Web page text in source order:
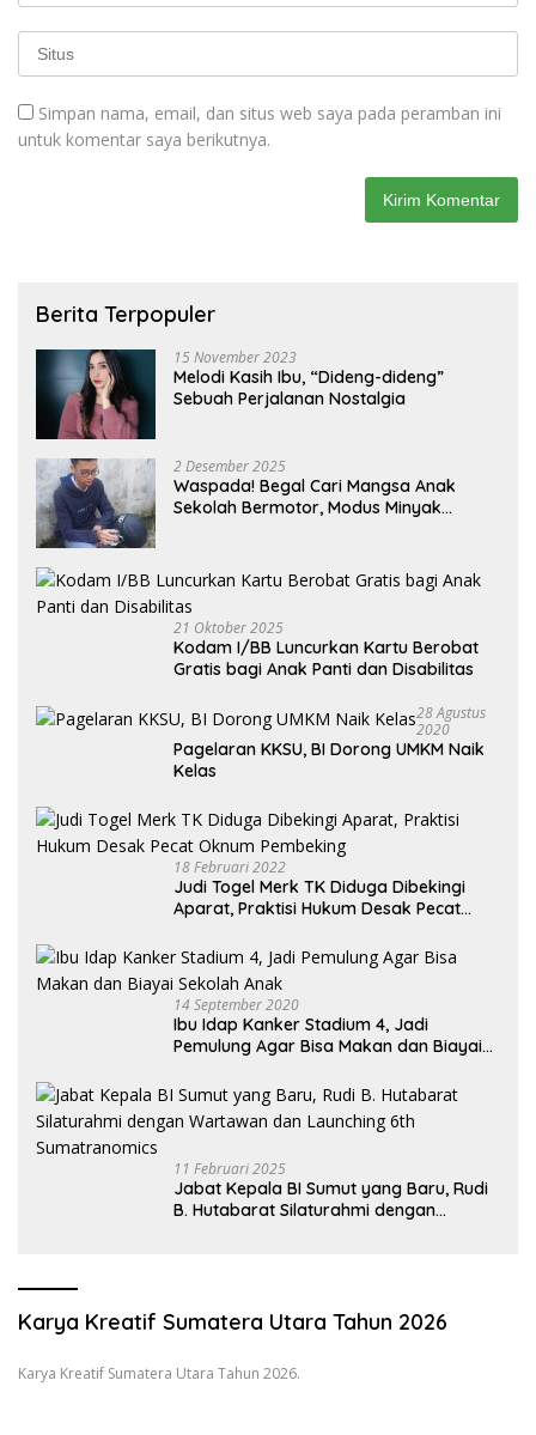
Simpan nama, email, dan situs web saya pada peramban ini
untuk komentar saya berikutnya.
Berita Terpopuler
15 November 2023
Melodi Kasih Ibu, “Dideng-dideng”
Sebuah Perjalanan Nostalgia
2 Desember 2025
Waspada! Begal Cari Mangsa Anak
Sekolah Bermotor, Modus Minyak
21 Oktober 2025
Kodam I/BB Luncurkan Kartu Berobat
Gratis bagi Anak Panti dan Disabilitas
28 Agustus
2020
Pagelaran KKSU, BI Dorong UMKM Naik
Kelas
18 Februari 2022
Judi Togel Merk TK Diduga Dibekingi
Aparat, Praktisi Hukum Desak Pecat
14 September 2020
Ibu Idap Kanker Stadium 4, Jadi
Pemulung Agar Bisa Makan dan Biayai
11 Februari 2025
Jabat Kepala BI Sumut yang Baru, Rudi
B. Hutabarat Silaturahmi dengan
Karya Kreatif Sumatera Utara Tahun 2026
Karya Kreatif Sumatera Utara Tahun 2026.